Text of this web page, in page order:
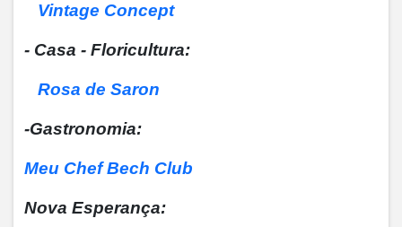
Vintage Concept
- Casa - Floricultura:
Rosa de Saron
-Gastronomia:
Meu Chef Bech Club
Nova Esperança: